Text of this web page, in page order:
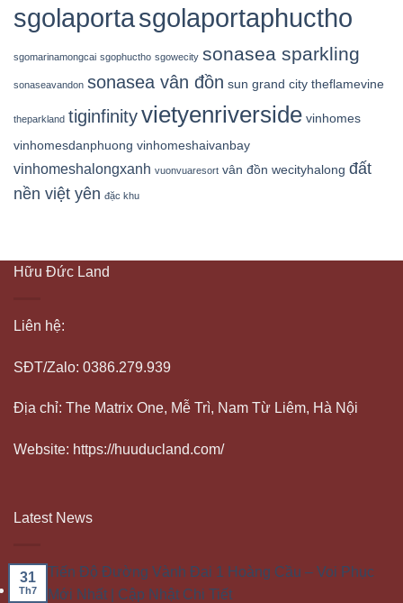
sgolaportasgolaportaphuctho
sgomarinamongcai sgophuctho sgowecity sonasea sparkling
sonaseavandon sonasea vân đồn sun grand city theflamevine
theparkland tiginfinityvietyenriverside vinhomes
vinhomesdanphuong vinhomeshaivanbay
vinhomeshalongxanh vuonvuaresort vân đồn wecityhalong đất
nền việt yên đặc khu
Hữu Đức Land
Liên hệ:
SĐT/Zalo: 0386.279.939
Địa chỉ: The Matrix One, Mễ Trì, Nam Từ Liêm, Hà Nội
Website: https://huuducland.com/
Latest News
31
Th7
Tiến Độ Đường Vành Đai 1 Hoàng Cầu – Voi Phục
Mới Nhất | Cập Nhật Chi Tiết